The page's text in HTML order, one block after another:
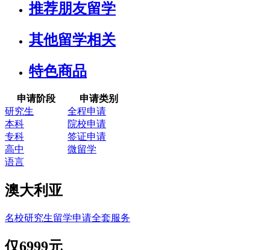
推荐朋友留学
其他留学相关
特色商品
申请阶段
申请类别
研究生
全程申请
本科
院校申请
专科
签证申请
高中
微留学
语言
澳大利亚
名校研究生留学申请全套服务
仅6999元